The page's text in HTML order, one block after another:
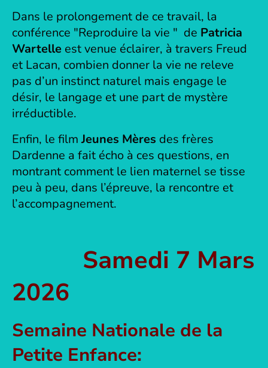
Dans le prolongement de ce travail, la
conférence "Reproduire la vie " de Patricia
Wartelle est venue éclairer, à travers Freud
et Lacan, combien donner la vie ne releve
pas d’un instinct naturel mais engage le
désir, le langage et une part de mystère
irréductible.
Enfin, le filmJeunes Mères des frères
Dardenne a fait écho à ces questions, en
montrant comment le lien maternel se tisse
peu à peu, dans l’épreuve, la rencontre et
l’accompagnement.
Samedi 7 Mars
2026
Semaine Nationale de la
Petite Enfance: